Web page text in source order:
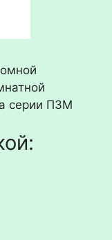
серии П3М